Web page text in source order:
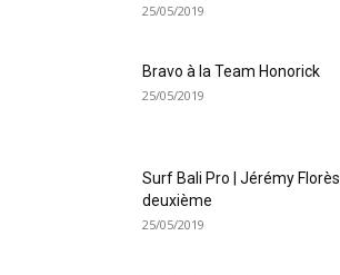
25/05/2019
Bravo à la Team Honorick
25/05/2019
Surf Bali Pro | Jérémy Florès
deuxième
25/05/2019